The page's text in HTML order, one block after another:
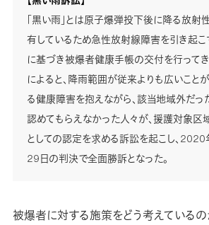
「黒い雨」とは原子爆弾投下後に降る放射
有しているため急性放射線障害を引き起こ
に基づき被爆者健康手帳の交付を行って
によると、降雨範囲が従来よりも広いこと
る健康障害を抱えながら、該当地域外だっ
認めてもらえなかった人々が、援護対象区
としての認定を求める訴訟を起こし、2020
29日の判決で全面勝訴となった。
被爆者に対する施策をどう考えているの